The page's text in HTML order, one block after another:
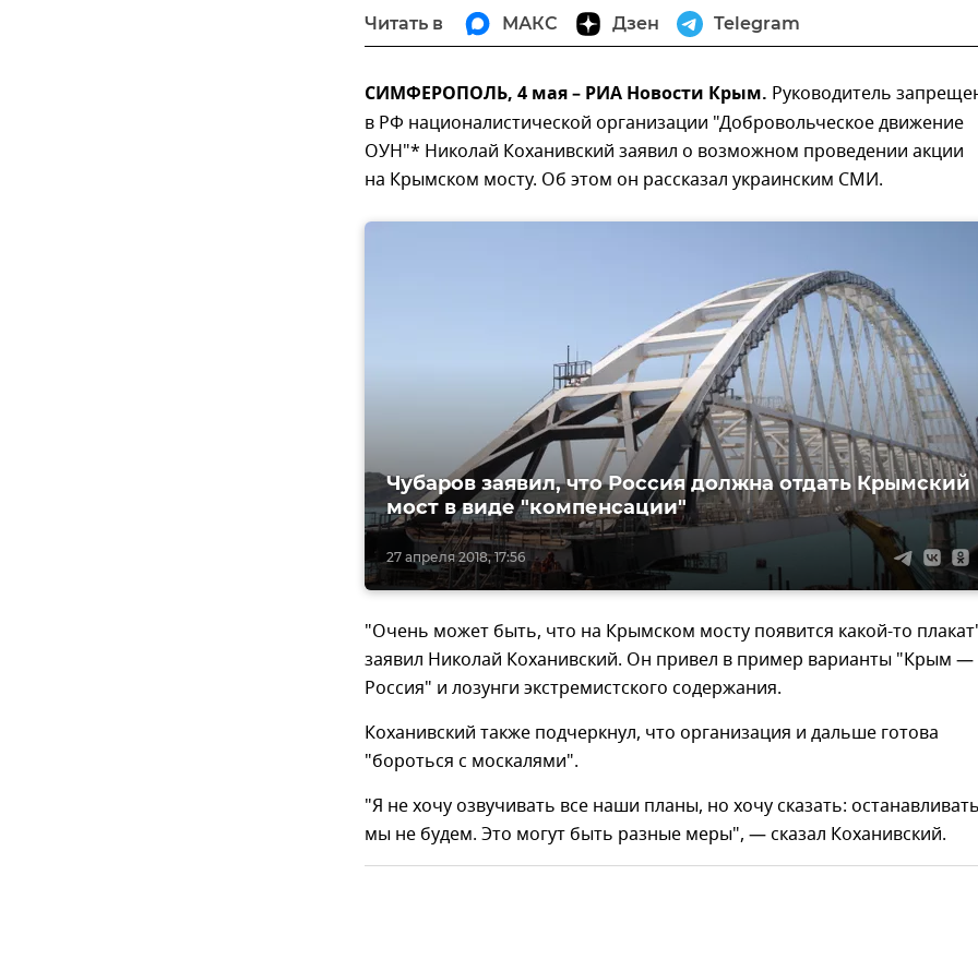
Читать в МАКС Дзен Telegram
СИМФЕРОПОЛЬ, 4 мая – РИА Новости Крым. Руководитель
в РФ националистической организации "Добровольческое движение
ОУН"* Николай Коханивский заявил о возможном проведении акции
на Крымском мосту. Об этом он рассказал украинским СМИ.
27 апреля 2018, 17:56
Чубаров заявил, что Россия должна отдать Крымский
мост в виде "компенсации"
"Очень может быть, что на Крымском мосту появится какой-то
заявил Николай Коханивский. Он привел в пример варианты "Крым —
Россия" и лозунги экстремистского содержания.
Коханивский также подчеркнул, что организация и дальше готова
"бороться с москалями".
"Я не хочу озвучивать все наши планы, но хочу сказать:
мы не будем. Это могут быть разные меры", — сказал Коханивский.